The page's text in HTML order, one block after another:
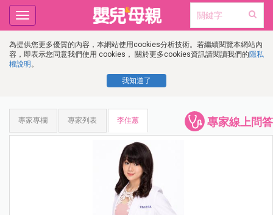
為提供您更多優質的內容，本網站使用cookies分析技術。若繼續閱覽本網站內
容，即表示您同意我們使用 cookies， 關於更多cookies資訊請閱讀我們的隱私
權說明 。
我知道了
Toggle
navigation
專家線上問答
專家專欄 專家列表 李佳蕙